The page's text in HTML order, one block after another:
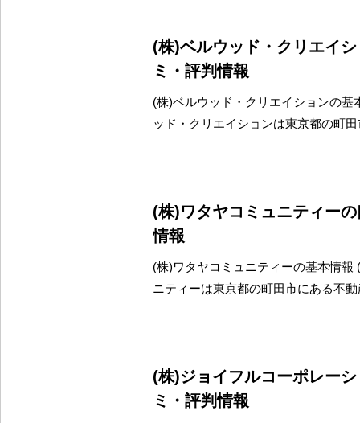
(株)ベルウッド・クリエイ
ミ・評判情報
(株)ベルウッド・クリエイションの基
ッド・クリエイションは東京都の町
(株)ワタヤコミュニティー
情報
(株)ワタヤコミュニティーの基本情報
ニティーは東京都の町田市にある不
(株)ジョイフルコーポレー
ミ・評判情報